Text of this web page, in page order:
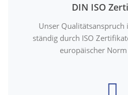
DIN ISO
Unser
ständig durch ISO
europäischer